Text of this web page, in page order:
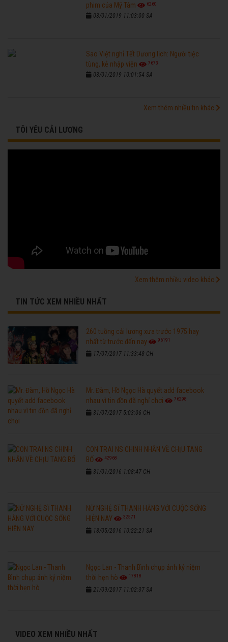
phim của Mỹ Tâm
6260
03/01/2019 11:03:00 SA
Sao Việt nghỉ Tết Dương lịch: Người tiệc
tùng, kẻ nhập viện
7673
03/01/2019 10:01:54 SA
Xem thêm nhiều tin khác
TÔI YÊU CẢI LƯƠNG
Xem thêm nhiều video khác
TIN TỨC XEM NHIỀU NHẤT
260 tuồng cải lương xưa trước 1975 hay
nhất từ trước đến nay
96191
17/07/2017 11:33:48 CH
Mr. Đàm, Hồ Ngọc Hà quyết add facebook
nhau vì tin đồn đã nghỉ chơi
76298
31/07/2017 5:03:06 CH
CON TRAI NS CHINH NHẪN VỀ CHỊU TANG
BỐ
42968
31/01/2016 1:08:47 CH
NỮ NGHỆ SĨ THANH HẰNG VỚI CUỘC SỐNG
HIỆN NAY
32571
18/05/2016 10:22:21 SA
Ngọc Lan - Thanh Bình chụp ảnh kỷ niệm
thời hẹn hò
17818
21/09/2017 11:02:37 SA
VIDEO XEM NHIỀU NHẤT